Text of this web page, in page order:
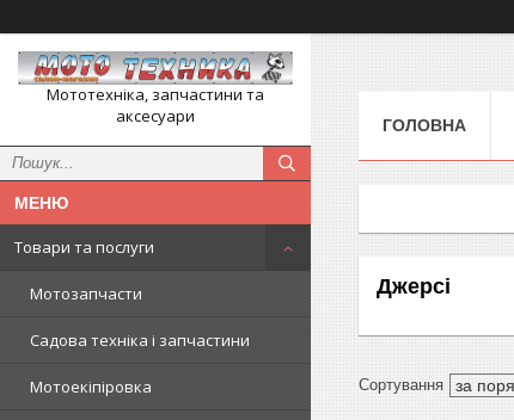
Мототехніка, запчастини та
аксесуари
Товари та послуги
Мотозапчасти
Садова техніка і запчастини
Мотоекіпіровка
ГОЛОВНА
Джерсі